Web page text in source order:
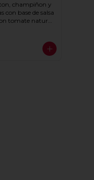
champiñon y
con base de salsa
tomate natural,